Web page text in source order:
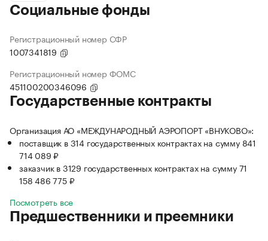
Социальные фонды
Регистрационный номер СФР
1007341819
Регистрационный номер ФОМС
451100200346096
Государственные контракты
Организация АО «МЕЖДУНАРОДНЫЙ АЭРОПОРТ «ВНУКОВО»:
поставщик в 314 государственных контрактах на сумму 841
714 089 ₽
заказчик в 3129 государственных контрактах на сумму 71
158 486 775 ₽
Посмотреть все
Предшественники и преемники